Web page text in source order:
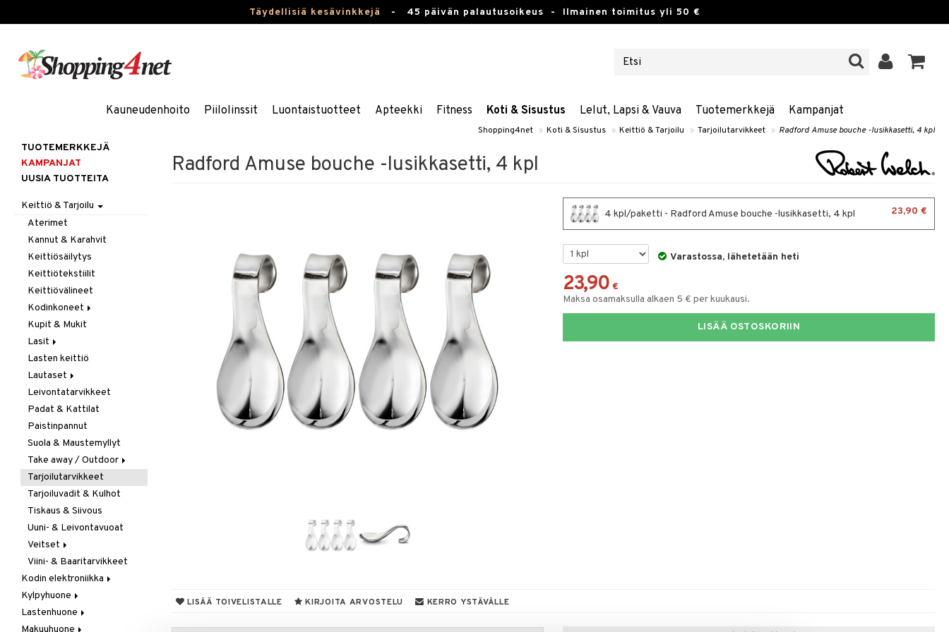
Täydellisiä kesävinkkejä - 45 päivän palautusoikeus - Ilmainen toimitus yli 50 €
Kauneudenhoito Piilolinssit Luontaistuotteet Apteekki Fitness Koti & Sisustus Lelut, Lapsi & Vauva Tuotemerkkejä Kampanjat
Shopping4net » Koti & Sisustus » Keittiö & Tarjoilu » Tarjoilutarvikkeet » Radford Amuse bouche -lusikkasetti, 4 kpl
Radford Amuse bouche -lusikkasetti, 4 kpl
4 kpl/paketti - Radford Amuse bouche -lusikkasetti, 4 kpl 23,90 €
Varastossa, lähetetään heti
23,90 €
Maksa osamaksulla alkaen 5 € per kuukausi.
LISÄÄ OSTOSKORIIN
LISÄÄ TOIVELISTALLE KIRJOITA ARVOSTELU KERRO YSTÄVÄLLE
TUOTEMERKKEJÄ
KAMPANJAT
UUSIA TUOTTEITA
Keittiö & Tarjoilu
Aterimet
Kannut & Karahvit
Keittiösäilytys
Keittiötekstiilit
Keittiövälineet
Kodinkoneet
Kahvi, Tee & Espresso
Leivänpaahtimet
Mixerit &
Sähkövatkaimet
Muut koneet
Vedenkeittimet
Kupit & Mukit
Lasit
Juoma- & Cocktailasit
Juomalasit
Olutlasit
Shamppanjalasit
Snapsi- & Aveclasit
Viinilasit
Whiskey- & Konjakkilasit
Lasten keittiö
Lautaset
Asetit
Ruokalautaset
Syvät lautaset
Leivontatarvikkeet
Padat & Kattilat
Paistinpannut
Suola & Maustemyllyt
Take away / Outdoor
Eväslaatikot
Pullot
Termoskannut
Termosmukit
Tarjoilutarvikkeet
Tarjoiluvadit & Kulhot
Tiskaus & Siivous
Uuni- & Leivontavuoat
Veitset
Erityisveitset
Keittiöveitset
Kuorinta- &
Vihannesveitset
Leikkuulaudat
Viini- & Baaritarvikkeet
Kodin elektroniikka
Ääni
Kylpyhuone
Kylpyhuoneen sisustus
Kylpyhuoneen tarvikkeita
Lastenhuone
Kylpyhuoneen koristelu
Makuuhuone